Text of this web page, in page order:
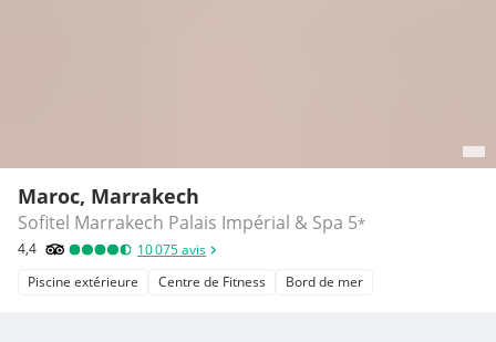
Maroc, Marrakech
Sofitel Marrakech Palais Impérial & Spa 5*
4,4 10 075avis
Piscine extérieure
Centre de Fitness Bord de mer